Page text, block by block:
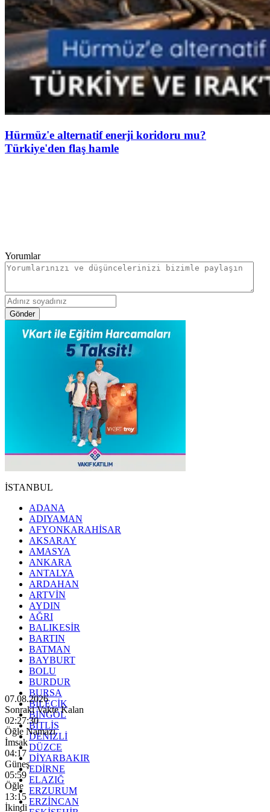
Hürmüz'e alternatif enerji koridoru mu?
Türkiye'den flaş hamle
Yorumlar
Gönder
İSTANBUL
ADANA
ADIYAMAN
AFYONKARAHİSAR
AKSARAY
AMASYA
ANKARA
ANTALYA
ARDAHAN
ARTVİN
AYDIN
AĞRI
BALIKESİR
BARTIN
BATMAN
BAYBURT
BOLU
BURDUR
BURSA
BİLECİK
BİNGÖL
BİTLİS
DENİZLİ
DÜZCE
DİYARBAKIR
EDİRNE
ELAZIĞ
ERZURUM
ERZİNCAN
07.08.2026
Sonraki Vakte Kalan
02:27:29
Öğle Namazı
İmsak
04:17
Güneş
05:59
Öğle
13:15
İkindi